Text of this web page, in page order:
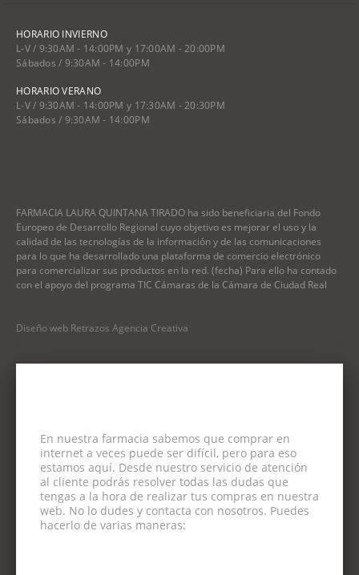
HORARIO INVIERNO
L-V / 9:30AM - 14:00PM y 17:00AM - 20:00PM
Sábados / 9:30AM - 14:00PM
HORARIO VERANO
L-V / 9:30AM - 14:00PM y 17:30AM - 20:30PM
Sábados / 9:30AM - 14:00PM
FARMACIA LAURA QUINTANA TIRADO ha sido beneficiaria del Fondo
Europeo de Desarrollo Regional cuyo objetivo es mejorar el uso y la
calidad de las tecnologías de la información y de las comunicaciones
para lo que ha desarrollado una plataforma de comercio electrónico
para comercializar sus productos en la red. (fecha) Para ello ha contado
con el apoyo del programa TIC Cámaras de la Cámara de Ciudad Real
Diseño web Retrazos Agencia Creativa
En nuestra farmacia sabemos que comprar en
internet a veces puede ser difícil, pero para eso
estamos aquí. Desde nuestro servicio de atención
al cliente podrás resolver todas las dudas que
tengas a la hora de realizar tus compras en nuestra
web. No lo dudes y contacta con nosotros. Puedes
hacerlo de varias maneras: